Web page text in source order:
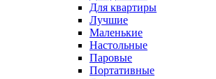
Для квартиры
Лучшие
Маленькие
Настольные
Паровые
Портативные